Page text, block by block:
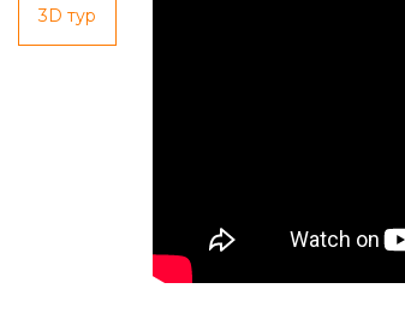
3D тур